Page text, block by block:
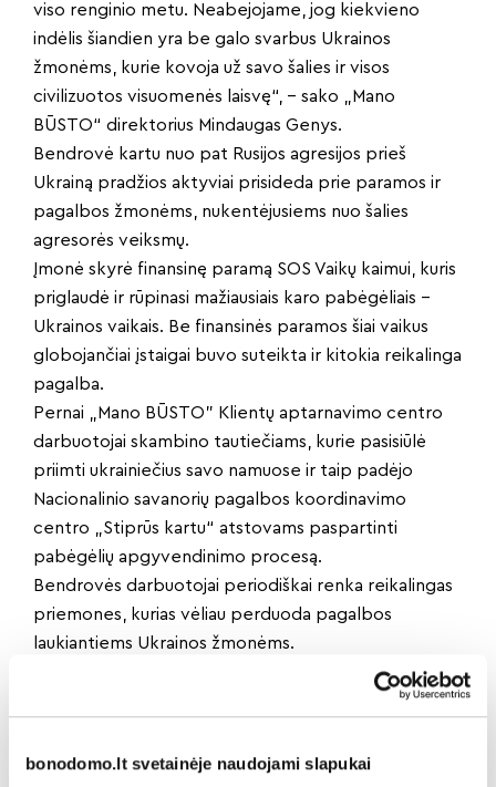
bonodomo.lt svetainėje naudojami slapukai
viso renginio metu. Neabejojame, jog kiekvieno
indėlis šiandien yra be galo svarbus Ukrainos
žmonėms, kurie kovoja už savo šalies ir visos
civilizuotos visuomenės laisvę“, – sako „Mano
BŪSTO“ direktorius Mindaugas Genys.
Bendrovė kartu nuo pat Rusijos agresijos prieš
Ukrainą pradžios aktyviai prisideda prie paramos ir
pagalbos žmonėms, nukentėjusiems nuo šalies
agresorės veiksmų.
Įmonė skyrė finansinę paramą SOS Vaikų kaimui, kuris
priglaudė ir rūpinasi mažiausiais karo pabėgėliais –
Ukrainos vaikais. Be finansinės paramos šiai vaikus
globojančiai įstaigai buvo suteikta ir kitokia reikalinga
pagalba.
Pernai „Mano BŪSTO” Klientų aptarnavimo centro
darbuotojai skambino tautiečiams, kurie pasisiūlė
priimti ukrainiečius savo namuose ir taip padėjo
Nacionalinio savanorių pagalbos koordinavimo
centro „Stiprūs kartu“ atstovams paspartinti
pabėgėlių apgyvendinimo procesą.
Bendrovės darbuotojai periodiškai renka reikalingas
priemones, kurias vėliau perduoda pagalbos
laukiantiems Ukrainos žmonėms.
Dalintis naujiena: